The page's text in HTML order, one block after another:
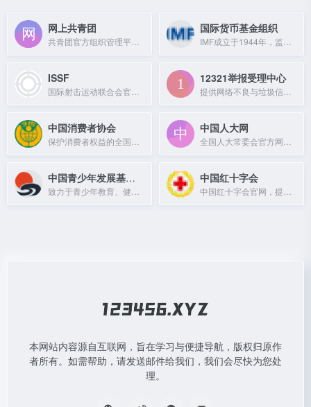
网上共青团 国际货币基金组织
ISSF 12321举报受理中心
中国消费者协会 中国人大网
中国青少年发展基金会 中国红十字会
本网站内容源自互联网，旨在学习与便捷导航，版权归原作
者所有。如需帮助，请发送邮件给我们，我们会尽快为您处
理。